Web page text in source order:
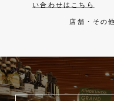
い合わせはこちら
店舗・その